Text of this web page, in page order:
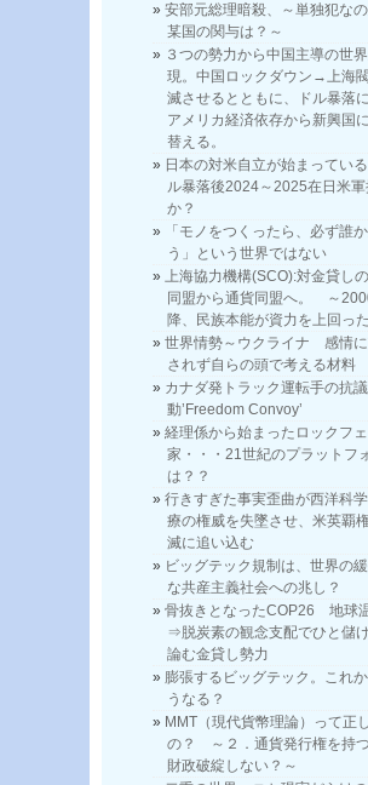
安部元総理暗殺、～単独犯なの
某国の関与は？～
３つの勢力から中国主導の世
現。中国ロックダウン→上海
滅させるとともに、ドル暴落
アメリカ経済依存から新興国
替える。
日本の対米自立が始まってい
ル暴落後2024～2025在日米軍
か？
「モノをつくったら、必ず誰
う」という世界ではない
上海協力機構(SCO):対金貸し
同盟から通貨同盟へ。 ～
降、民族本能が資力を上回っ
世界情勢～ウクライナ 感情
されず自らの頭で考える材料
カナダ発トラック運転手の抗
動’Freedom Convoy’
経理係から始まったロックフ
家・・・21世紀のプラットフ
は？？
行きすぎた事実歪曲が西洋科
療の権威を失墜させ、米英覇
滅に追い込む
ビッグテック規制は、世界の
な共産主義社会への兆し？
骨抜きとなったCOP26 地球
⇒脱炭素の観念支配でひと儲
論む金貸し勢力
膨張するビッグテック。これ
うなる？
MMT（現代貨幣理論）って正
の？ ～２．通貨発行権を持
財政破綻しない？～